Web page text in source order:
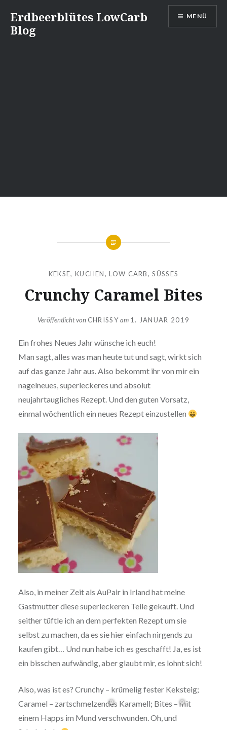
zum
Inhalt
Erdbeerblütes LowCarb
Blog
MENÜ
KEKSE, KUCHEN,LOW CARB,SÜSSES
Crunchy Caramel Bites
Veröffentlicht von CHRISSYam 1. JANUAR 2019
Ein frohes Neues Jahr wünsche ich euch!
Man sagt, alles was man heute tut und sagt, wirkt sich
auf das ganze Jahr aus. Also bekommt ihr von mir ein
nagelneues, superleckeres und absolut
neujahrtaugliches Rezept. Und den guten Vorsatz,
einmal wöchentlich ein neues Rezept einzustellen
Also, in meiner Zeit als AuPair in Irland hat meine
Gastmutter diese superleckeren Teile gekauft. Und
seither tüftle ich an dem perfekten Rezept um sie
selbst zu machen, da es sie hier einfach nirgends zu
kaufen gibt… Und nun habe ich es geschafft! Ja, es ist
ein bisschen aufwändig, aber glaubt mir, es lohnt sich!
Also, was ist es? Crunchy – krümelig fester Keksteig;
Caramel – zartschmelzendes Karamell; Bites – mit
einem Happs im Mund verschwunden. Oh, und